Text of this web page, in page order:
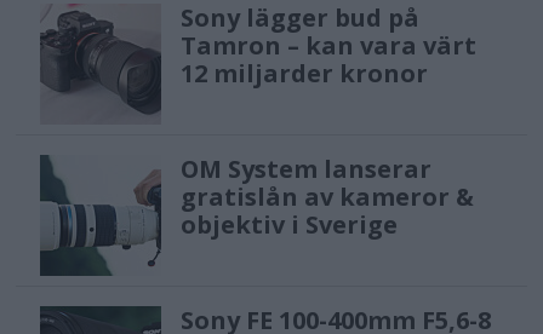
Sony lägger bud på
Tamron – kan vara värt
12 miljarder kronor
OM System lanserar
gratislån av kameror &
objektiv i Sverige
Sony FE 100-400mm F5,6-8